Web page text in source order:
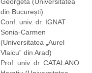
din București)
Conf. univ. dr. IGNAT
Sonia-Carmen
(Universitatea „Aurel
Vlaicu” din Arad)
Prof. univ. dr. CATALANO